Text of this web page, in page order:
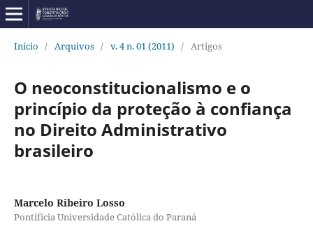
Início / Arquivos / v. 4 n. 01 (2011) / Artigos
O neoconstitucionalismo e o
princípio da proteção à confiança
no Direito Administrativo
brasileiro
Marcelo Ribeiro Losso
Pontifícia Universidade Católica do Paraná